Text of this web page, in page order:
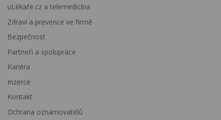
uLékaře.cz a telemedicína
Zdraví a prevence ve firmě
Bezpečnost
Partneři a spolupráce
Kariéra
Inzerce
Kontakt
Ochrana oznamovatelů